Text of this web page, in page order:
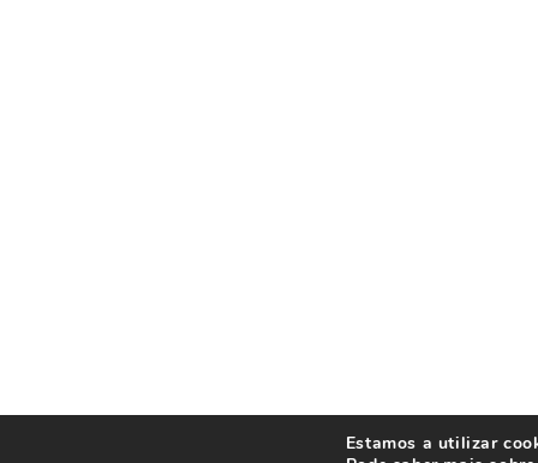
Estamos a utilizar